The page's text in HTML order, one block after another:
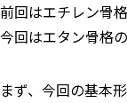
前回はエチレン骨
今回はエタン骨格
まず、今回の基本